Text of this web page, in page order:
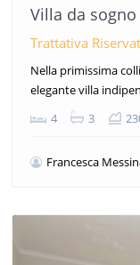
Villa da sogno
Trattativa
Nella primissima
elegante villa
4 3
Francesca